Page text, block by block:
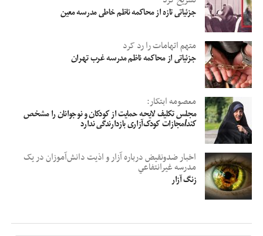
جزئیاتی تازه از محاکمه ناظم خاطی مدرسه معین
متهم اتهامات را رد کرد
جزئیاتی از محاکمه ناظم مدرسه غرب تهران
معصومه ابتکار:
مجلس تکلیف لایحه حمایت از کودکان و نوجوانان را مشخص
کند/مجازات کودک‌آزاری بازدارندگی ندارد
اخبار ضدونقيض درباره آزار و اذيت دانش‌آموزان در يک
مدرسه غيرانتفاعي
زنگ آزار